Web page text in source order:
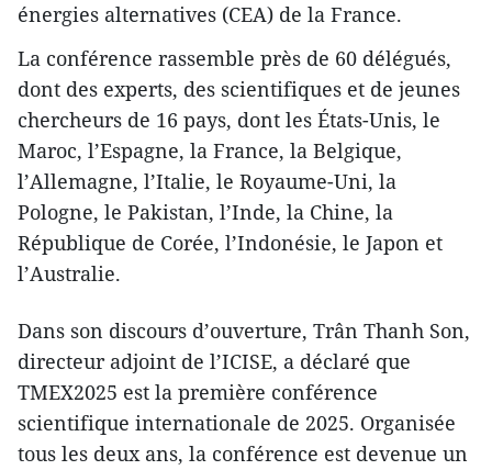
énergies alternatives (CEA) de la France.
La conférence rassemble près de 60 délégués,
dont des experts, des scientifiques et de jeunes
chercheurs de 16 pays, dont les États-Unis, le
Maroc, l’Espagne, la France, la Belgique,
l’Allemagne, l’Italie, le Royaume-Uni, la
Pologne, le Pakistan, l’Inde, la Chine, la
République de Corée, l’Indonésie, le Japon et
l’Australie.
Dans son discours d’ouverture, Trân Thanh Son,
directeur adjoint de l’ICISE, a déclaré que
TMEX2025 est la première conférence
scientifique internationale de 2025. Organisée
tous les deux ans, la conférence est devenue un